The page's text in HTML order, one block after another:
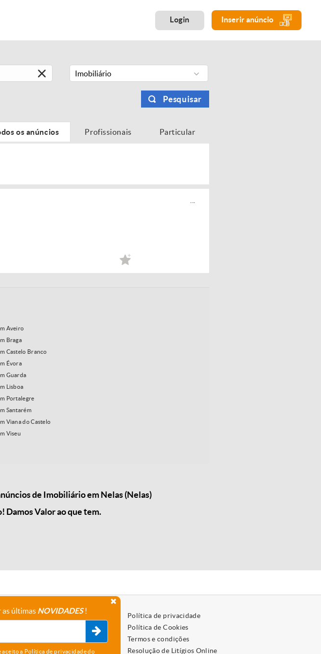
Login Inserir anúncio
Imobiliário
Pesquisar
os anúncios Profissionais Particular
Aveiro
Braga
Castelo Branco
Évora
Guarda
Lisboa
Portalegre
Santarém
Viana do Castelo
Viseu
de Imobiliário em Nelas (Nelas)
Damos Valor ao que tem.
Política de privacidade
Política de Cookies
Termos e condições
Resolução de Litígios Online
as últimas NOVIDADES!
aceito a Política de privacidadedo